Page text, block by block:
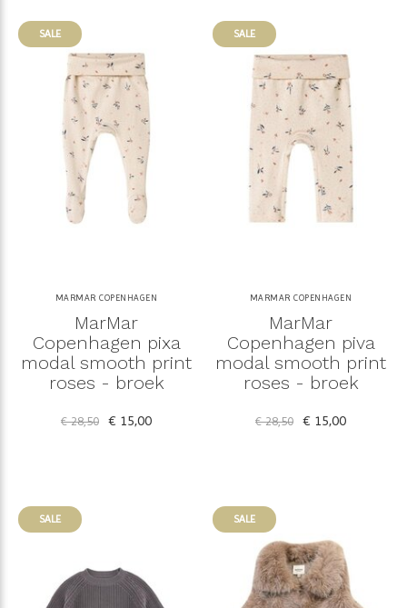
SALE
MARMAR COPENHAGEN
MarMar
Copenhagen pixa
modal smooth print
roses - broek
€ 28,50 € 15,00
SALE
MARMAR COPENHAGEN
MarMar
Copenhagen piva
modal smooth print
roses - broek
€ 28,50 € 15,00
SALE SALE